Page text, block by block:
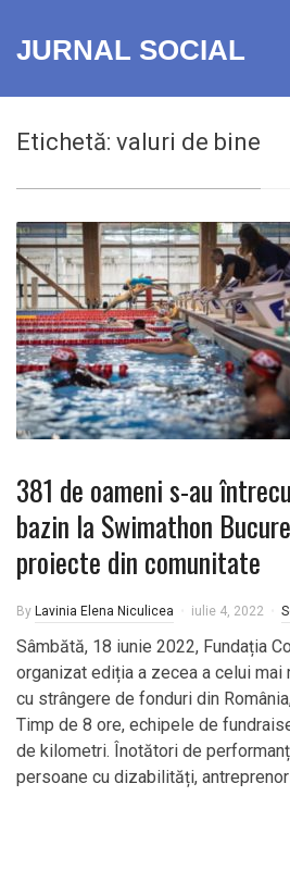
JURNAL SOCIAL
Etichetă: valuri de bine
381 de oameni s-au
bazin la Swimathon
proiecte din comunitate
By Lavinia Elena Niculicea iulie 4, 2022
Sâmbătă, 18 iunie 2022, Fundația
organizat ediția a zecea a celui
cu strângere de fonduri din
Timp de 8 ore, echipele de
de kilometri. Înotători de
persoane cu dizabilități,